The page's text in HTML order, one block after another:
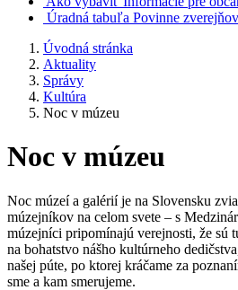
Úradná tabuľa Povinne
Úvodná stránka
Aktuality
Správy
Kultúra
Noc v múzeu
Noc v múzeu
Noc múzeí a galérií je na Slovensku
múzejníkov na celom svete – s
múzejníci pripomínajú verejnosti, že sú
na bohatstvo nášho kultúrneho
našej púte, po ktorej kráčame za
sme a kam smerujeme.